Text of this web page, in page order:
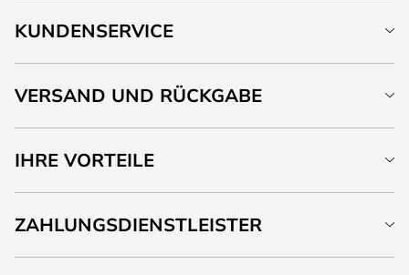
KUNDENSERVICE
VERSAND UND RÜCKGABE
IHRE VORTEILE
ZAHLUNGSDIENSTLEISTER